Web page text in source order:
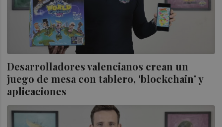
Desarrolladores valencianos crean un
juego de mesa con tablero, 'blockchain' y
aplicaciones